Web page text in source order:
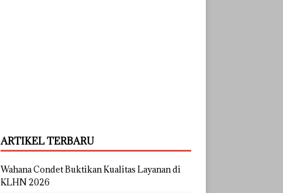
ARTIKEL TERBARU
Wahana Condet Buktikan Kualitas Layanan di
KLHN 2026